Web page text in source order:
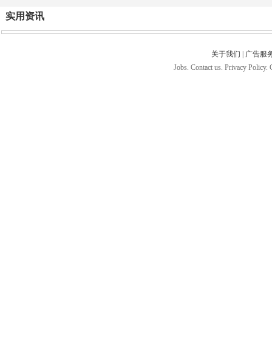
实用资讯
关于我们
广告服
Jobs. Contact us. Privacy